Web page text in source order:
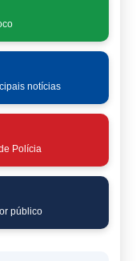
notícias
Polícia
público